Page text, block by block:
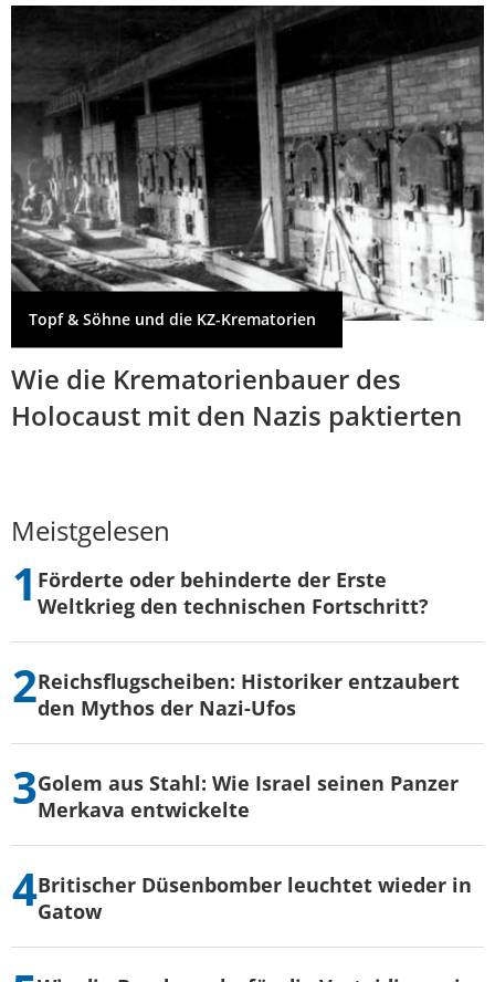
Topf & Söhne und die KZ-Krematorien
Wie die Krematorienbauer des
Holocaust mit den Nazis paktierten
Meistgelesen
Förderte oder behinderte der Erste
Weltkrieg den technischen Fortschritt?
Reichsflugscheiben: Historiker entzaubert
den Mythos der Nazi-Ufos
Golem aus Stahl: Wie Israel seinen Panzer
Merkava entwickelte
Britischer Düsenbomber leuchtet wieder in
Gatow